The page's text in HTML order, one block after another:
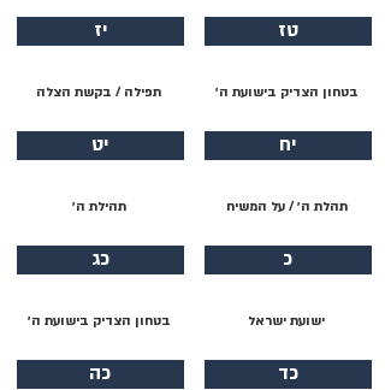
טז
בטחון הצדיק בישועת ה׳
יח
תהלת ה׳ / על המשיח
כ
ישועת ישראל
כד
יז
תפילה / בקשת הצלה
יט
תהילת ה׳
כג
בטחון הצדיק בישועת ה׳
כה